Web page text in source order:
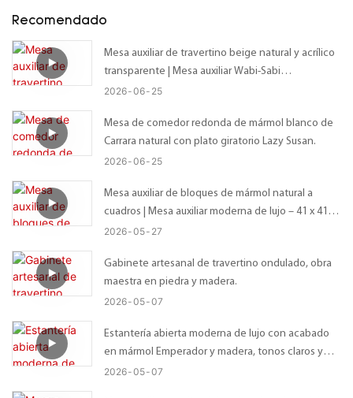
Recomendado
Mesa auxiliar de travertino beige natural y acrílico
transparente | Mesa auxiliar Wabi-Sabi
personalizada con tablero irregular orgánico –
2026 06 25
Mesa de comedor redonda de mármol blanco de
Carrara natural con plato giratorio Lazy Susan.
2026 06 25
Mesa auxiliar de bloques de mármol natural a
cuadros | Mesa auxiliar moderna de lujo – 41 x 41 x
56 cm
2026 05 27
Gabinete artesanal de travertino ondulado, obra
maestra en piedra y madera.
2026 05 07
Estantería abierta moderna de lujo con acabado
en mármol Emperador y madera, tonos claros y
oscuros.
2026 05 07